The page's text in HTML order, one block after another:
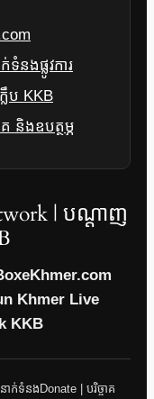
នងផ្លូវការ
ប KKB
និងឧបត្ថម្ភ
| បណ្តាញ
Khmer Live
KKB
ាក់ទំនងDonate | បរិច្ចាគ